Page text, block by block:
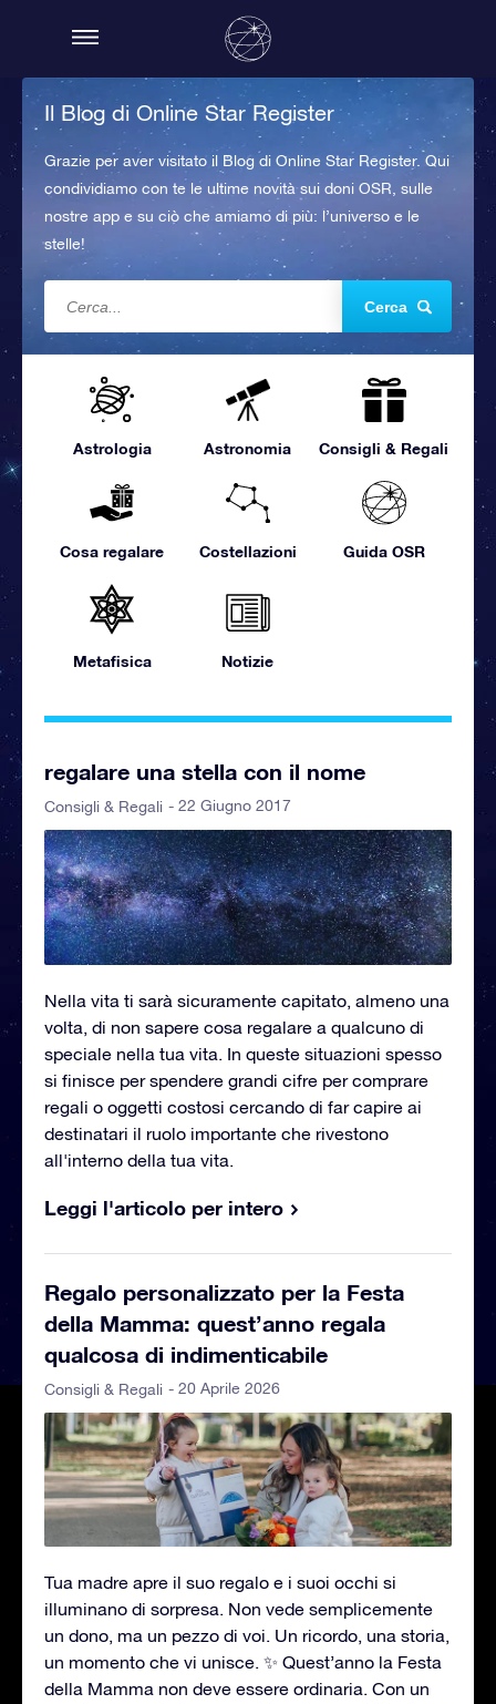
Il Blog di Online Star Register
Grazie per aver visitato il Blog di Online Star Register. Qui
condividiamo con te le ultime novità sui doni OSR, sulle
nostre app e su ciò che amiamo di più: l’universo e le
stelle!
Cerca
Astrologia Astronomia Consigli & Regali
Cosa regalare Costellazioni Guida OSR
Metafisica Notizie
regalare una stella con il nome
Consigli & Regali - 22 Giugno 2017
Nella vita ti sarà sicuramente capitato, almeno una
volta, di non sapere cosa regalare a qualcuno di
speciale nella tua vita. In queste situazioni spesso
si finisce per spendere grandi cifre per comprare
regali o oggetti costosi cercando di far capire ai
destinatari il ruolo importante che rivestono
all'interno della tua vita.
Leggi l'articolo per intero
Regalo personalizzato per la Festa
della Mamma: quest’anno regala
qualcosa di indimenticabile
Consigli & Regali - 20 Aprile 2026
Tua madre apre il suo regalo e i suoi occhi si
illuminano di sorpresa. Non vede semplicemente
un dono, ma un pezzo di voi. Un ricordo, una storia,
un momento che vi unisce. ✨ Quest’anno la Festa
della Mamma non deve essere ordinaria. Con un